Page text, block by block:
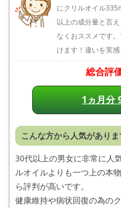
にクリルオイル
以上の成分量と言
なくおススメです
けます！違いを実
総合評
1ヵ月分
こんな方から人気があり
30代以上の男女に非常に人
ルオイルよりも一つ上の本
ら評判が高いです。
健康維持や病状回復の為の